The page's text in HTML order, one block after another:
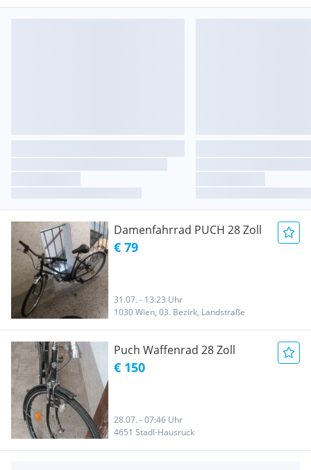
Damenfahrrad PUCH 28 Zoll
€ 79
31.07. - 13:23 Uhr
1030 Wien, 03. Bezirk, Landstraße
Puch Waffenrad 28 Zoll
€ 150
28.07. - 07:46 Uhr
4651 Stadl-Hausruck